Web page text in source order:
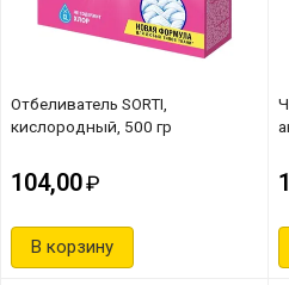
Отбеливатель SORTI,
кислородный, 500 гр
104,00
В корзину